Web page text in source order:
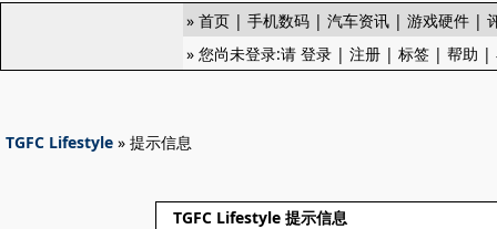
» 首页 | 手机数码 | 汽车资讯 | 游戏硬件 |
» 您尚未登录:请 登录 | 注册 | 标签 | 帮助 |
TGFC Lifestyle » 提示信息
TGFC Lifestyle 提示信息